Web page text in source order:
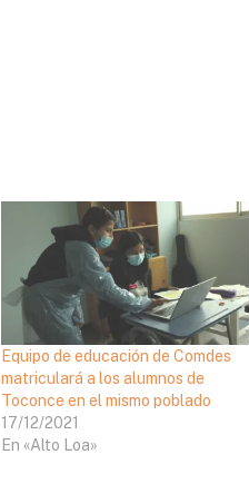
Equipo de educación de Comdes
matriculará a los alumnos de
Toconce en el mismo poblado
17/12/2021
En «Alto Loa»